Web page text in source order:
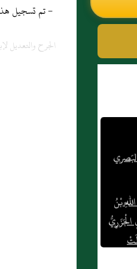
بْنُ
اللَّهُ
- تم تسجيل هذه
الجرح والتعديل